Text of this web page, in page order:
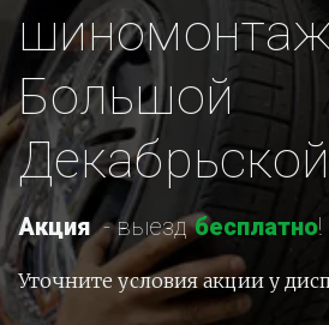
Большой
Акция - выезд бесплатно!
Уточните условия акции у